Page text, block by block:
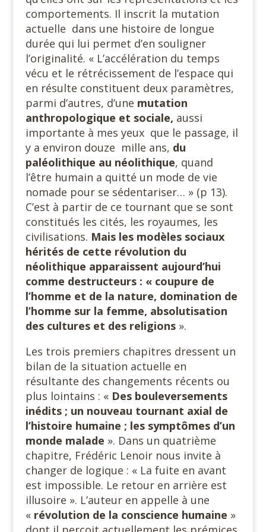
comportements. Il inscrit la mutation
actuelle dans une histoire de longue
durée qui lui permet d’en souligner
l’originalité. « L’accélération du temps
vécu et le rétrécissement de l’espace qui
en résulte constituent deux paramètres,
parmi d’autres, d’une mutation
anthropologique et sociale, aussi
importante à mes yeux que le passage, il
y a environ douze mille ans, du
paléolithique au néolithique, quand
l’être humain a quitté un mode de vie
nomade pour se sédentariser… » (p 13).
C’est à partir de ce tournant que se sont
constitués les cités, les royaumes, les
civilisations. Mais les modèles sociaux
hérités de cette révolution du
néolithique apparaissent aujourd’hui
comme destructeurs : « coupure de
l’homme et de la nature, domination de
l’homme sur la femme, absolutisation
des cultures et des religions ».
Les trois premiers chapitres dressent un
bilan de la situation actuelle en
résultante des changements récents ou
plus lointains : « Des bouleversements
inédits ; un nouveau tournant axial de
l’histoire humaine ; les symptômes d’un
monde malade ». Dans un quatrième
chapitre, Frédéric Lenoir nous invite à
changer de logique : « La fuite en avant
est impossible. Le retour en arrière est
illusoire ». L’auteur en appelle à une
« révolution de la conscience humaine »